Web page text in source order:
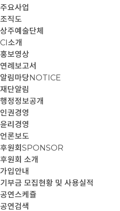
주요사업
조직도
상주예술단체
CI소개
홍보영상
연례보고서
알림마당NOTICE
재단알림
행정정보공개
인권경영
윤리경영
언론보도
후원회 SPONSOR
후원회 소개
가입안내
기부금 모집현황 및 사용실적
공연스케쥴
공연검색